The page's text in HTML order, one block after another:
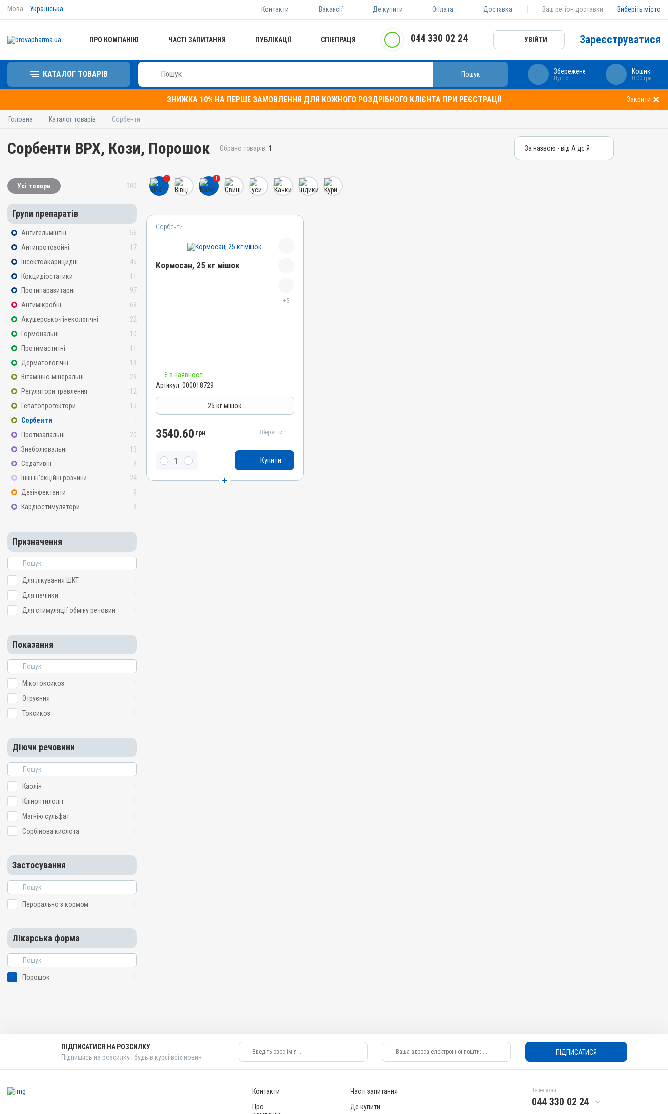
Мова: Українська Контакти Вакансії Де купити Оплата Доставка Ваш регіон доставки: Виберіть місто
ПРО КОМПАНІЮ ЧАСТІ ЗАПИТАННЯ ПУБЛІКАЦІЇ СПІВПРАЦЯ 044 330 02 24 УВІЙТИ Зареєструватися
КАТАЛОГ ТОВАРІВ Пошук Збережене
Пусто
Кошик
0.00 грн
ЗНИЖКА 10% НА ПЕРШЕ ЗАМОВЛЕННЯ ДЛЯ КОЖНОГО РОЗДРІБНОГО КЛІЄНТА ПРИ РЕЄСТРАЦІЇ Закрити
Головна Каталог товарів Сорбенти
Сорбенти ВРХ, Кози, Порошок Обрано товарів: 1 За назвою - від А до Я
Усі товари 300
Групи препаратів
Антигельмінтні
56
Антипротозойні
17
Інсектоакарицидні
45
Кокцидіостатики
11
Протипаразитарні
97
Антимікробні
68
Акушерсько-гінекологічні
22
Гормональні
10
Протимаститні
11
Дерматологічні
18
Вітамінно-мінеральні
23
Регулятори травлення
12
Гепатопротектори
15
Сорбенти
1
Протизапальні
20
Знеболювальні
13
Седативні
9
Інші ін’єкційні розчини
24
Дезінфектанти
9
Кардіостимулятори
3
Призначення
Для лікування ШКТ
1
Для печінки
1
Для стимуляції обміну речовин
1
Показання
Мікотоксикоз
1
Отруєння
1
Токсикоз
1
Діючи речовини
Каолін
1
Кліноптилоліт
1
Магнію сульфат
1
Сорбінова кислота
1
Застосування
Перорально з кормом 1
Лікарська форма
Порошок 1
1 1
Сорбенти
Кормосан, 25 кг мішок
+5
Сорбенти
Лікарська форма
Діючи речовини
Магнію сульфат
ВРХ, Вівці, Кози, Свині, Гуси, Качки, Індики,
Є в наявності
Артикул: 000018729
25 кг мішок
3540.60 грн Зберегти
Купити
ПІДПИСАТИСЯ НА РОЗСИЛКУ
Підпишись на розсилку і будь в курсі всіх новин
ПІДПИСАТИСЯ
Контакти
Про
Часті запитання
Де купити
Телефони:
044 330 02 24